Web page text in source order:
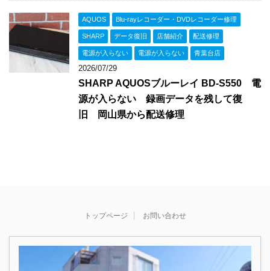
AQUOS Blu-rayレコーダー・DVDレコーダー修理
SHARP データ復旧 店舗紹介 配送修理
電源が入らない 電源が入らない 青葉台店
2026/07/29
SHARP AQUOSブルーレイ BD-S550 電
源が入らない 録画データを残して復
旧 岡山県から配送修理
トップページ お問い合わせ